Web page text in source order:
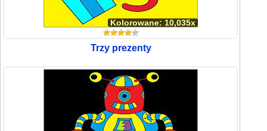
Kolorowane: 10,035x
Trzy prezenty